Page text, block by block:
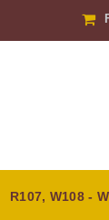
R107, W108 -